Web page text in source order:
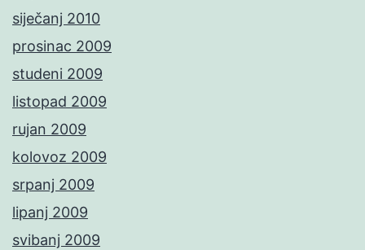
siječanj 2010
prosinac 2009
studeni 2009
listopad 2009
rujan 2009
kolovoz 2009
srpanj 2009
lipanj 2009
svibanj 2009